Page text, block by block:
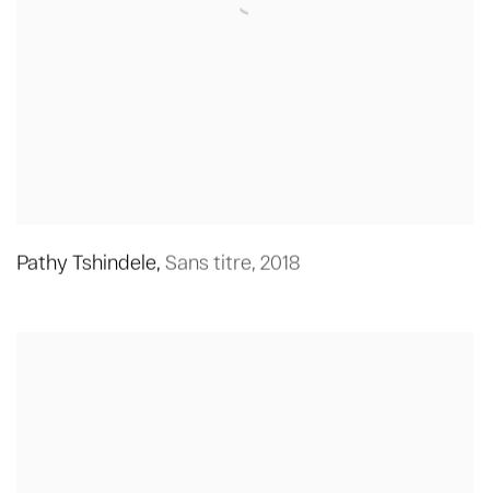
Pathy Tshindele, Sans titre, 2018